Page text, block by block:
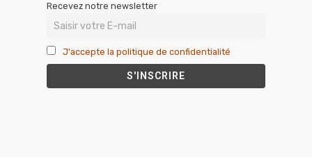
Recevez notre newsletter
J'accepte la politique de confidentialité